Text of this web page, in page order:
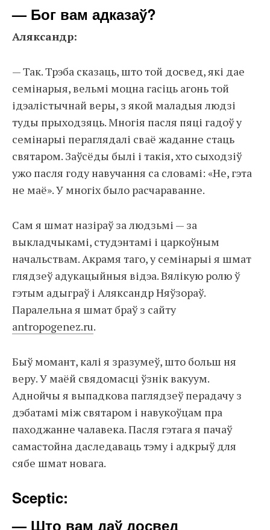
— Бог вам адказаў?
Аляксандр:
— Так. Трэба сказаць, што той досвед, які дае
семінарыя, вельмі моцна гасіць агонь той
ідэалістычнай веры, з якой маладыя людзі
туды прыходзяць. Многія пасля пяці гадоў у
семінарыі пераглядалі сваё жаданне стаць
святаром. Заўсёды былі і такія, хто сыходзіў
ужо пасля году навучання са словамі: «Не, гэта
не маё». У многіх было расчараванне.
Сам я шмат назіраў за людзьмі — за
выкладчыкамі, студэнтамі і царкоўным
начальствам. Акрамя таго, у семінарыі я шмат
глядзеў адукацыйныя відэа. Вялікую ролю ў
гэтым адыграў і Аляксандр Няўзораў.
Паралельна я шмат браў з сайту
antropogenez.ru.
Быў момант, калі я зразумеў, што больш ня
веру. У маёй свядомасці ўзнік вакуум.
Аднойчы я выпадкова паглядзеў перадачу з
дэбатамі між святаром і навукоўцам пра
паходжанне чалавека. Пасля гэтага я пачаў
самастойна даследаваць тэму і адкрыў для
сябе шмат новага.
Sceptic:
— Што вам даў досвед